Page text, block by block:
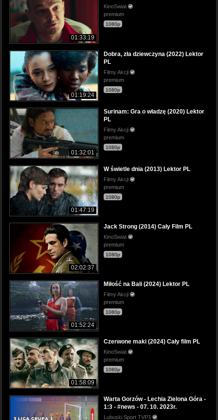
01:33:19
KinoSwiat
premium
1080p
01:19:24
Dobra, zła dziewczyna (2022) Lektor
PL
Filmy Akcji
premium
1080p
01:32:01
Surinam: Gra o władzę (2020) Lektor
PL
Filmy Akcji
premium
1080p
01:47:19
W świetle dnia (2013) Lektor PL
Filmy Akcji
premium
1080p
02:02:37
Jack Strong (2014) Cały Film PL
KinoSwiat
premium
1080p
01:52:24
Miłość na Bali (2024) Lektor PL
Filmy Akcji
premium
1080p
01:58:09
Czerwone maki (2024) Cały film PL
KinoSwiat
premium
1080p
Warta Gorzów - Lechia Zielona Góra -
1:3 - #news - 07. 10. 2023r.
Lubuski Sport TVP3